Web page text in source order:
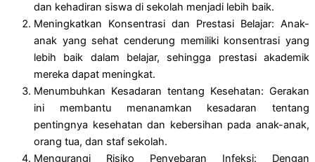
dan kehadiran siswa di sekolah menjadi lebih baik.
Meningkatkan Konsentrasi dan Prestasi Belajar: Anak-
anak yang sehat cenderung memiliki konsentrasi yang
lebih baik dalam belajar, sehingga prestasi akademik
mereka dapat meningkat.
Menumbuhkan Kesadaran tentang Kesehatan: Gerakan
ini membantu menanamkan kesadaran tentang
pentingnya kesehatan dan kebersihan pada anak-anak,
orang tua, dan staf sekolah.
Mengurangi Risiko Penyebaran Infeksi: Dengan